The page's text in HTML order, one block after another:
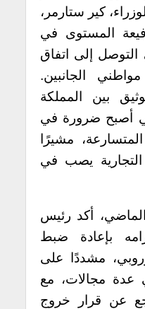
كير ستارمر،
المستوى في
التوصل إلى اتفاق
الجانبين.
بين المملكة
أصبح ضرورة في
مشيرًا
التجارية يصب في
أكد رئيس
بإعادة ضبط
مشددًا على
عدة مجالات، مع
عن قرار خروج